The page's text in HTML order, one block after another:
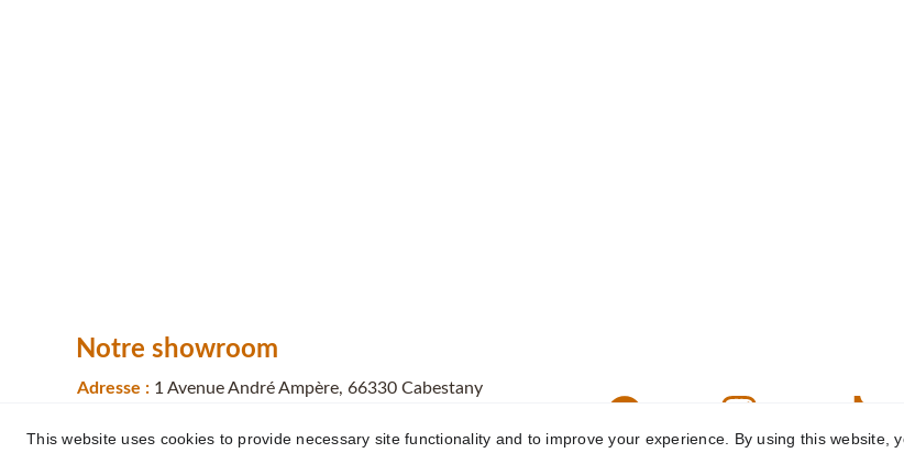
Adresse : 1 Avenue André Ampère, 66330 Cabestany
Notre showroom
This website uses cookies to provide necessary site functionality and to improve your experience. By using this website,